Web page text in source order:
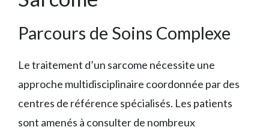
Parcours de Soins Complexe
Le traitement d’un sarcome nécessite une
approche multidisciplinaire coordonnée par des
centres de référence spécialisés. Les patients
sont amenés à consulter de nombreux